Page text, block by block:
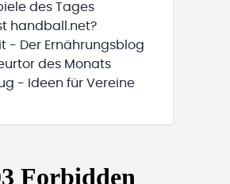
des Tages
handball.net?
- Der Ernährungsblog
des Monats
- Ideen für Vereine